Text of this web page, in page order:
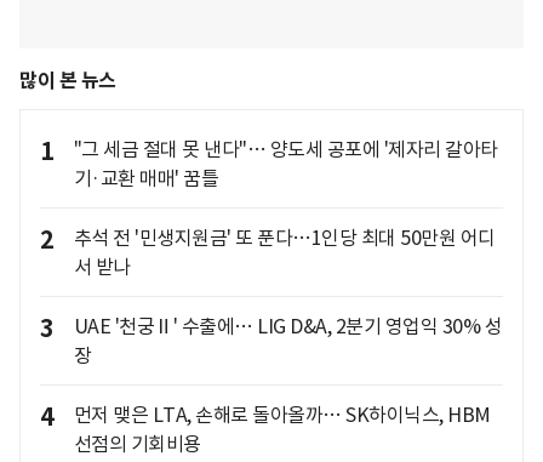
많이 본 뉴스
1
"그 세금 절대 못 낸다"… 양도세 공포에 '제자리 갈아타
기·교환 매매' 꿈틀
2
추석 전 '민생지원금' 또 푼다…1인당 최대 50만원 어디
서 받나
3
UAE '천궁Ⅱ' 수출에… LIG D&A, 2분기 영업익 30% 성
장
4
먼저 맺은 LTA, 손해로 돌아올까… SK하이닉스, HBM
선점의 기회비용